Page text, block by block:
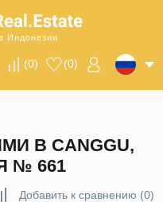
Индонезии
(0) (0)
В CANGGU,
№ 661
Добавить к сравнению (0)